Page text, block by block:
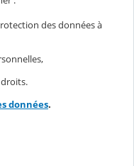
des données à
données.